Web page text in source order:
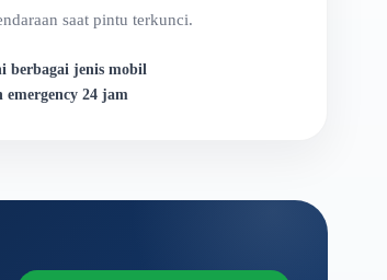
saat pintu terkunci.
berbagai jenis mobil
emergency 24 jam